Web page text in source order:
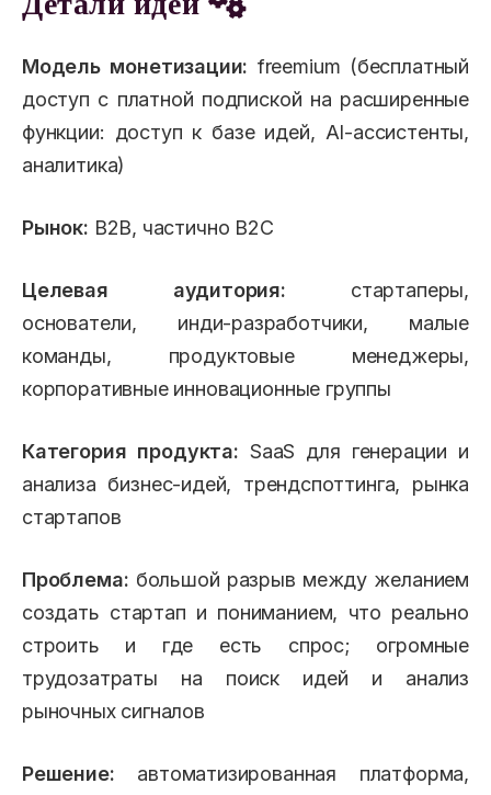
Модель монетизации: freemium (бесплатный
доступ с платной подпиской на расширенные
функции: доступ к базе идей, AI-ассистенты,
аналитика)
Рынок: B2B, частично B2C
Целевая аудитория: стартаперы,
основатели, инди-разработчики, малые
команды, продуктовые менеджеры,
корпоративные инновационные группы
Категория продукта: SaaS для генерации и
анализа бизнес-идей, трендспоттинга, рынка
стартапов
Проблема: большой разрыв между желанием
создать стартап и пониманием, что реально
строить и где есть спрос; огромные
трудозатраты на поиск идей и анализ
рыночных сигналов
Решение: автоматизированная платформа,